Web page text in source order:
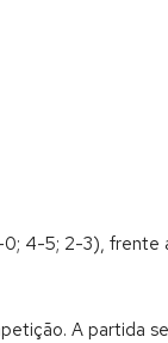
4-5; 2-3),
A partida